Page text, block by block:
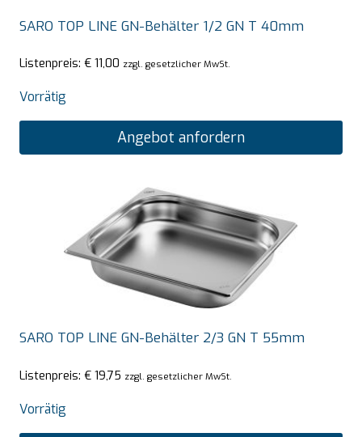
SARO TOP LINE GN-Behälter 1/2 GN T 40mm
Listenpreis: € 11,00 zzgl. gesetzlicher MwSt.
Vorrätig
Angebot anfordern
SARO TOP LINE GN-Behälter 2/3 GN T 55mm
Listenpreis: € 19,75 zzgl. gesetzlicher MwSt.
Vorrätig